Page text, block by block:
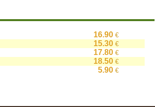
16.90€
15.30€
17.80€
18.50€
5.90€